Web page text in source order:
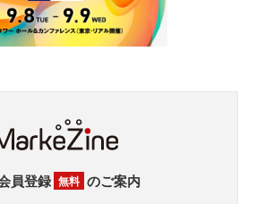
員登録 無料 のご案内